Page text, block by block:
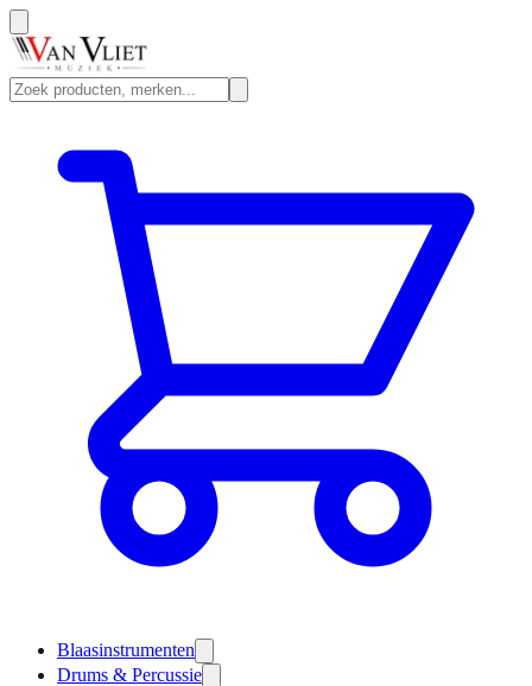
Blaasinstrumenten
Drums & Percussie